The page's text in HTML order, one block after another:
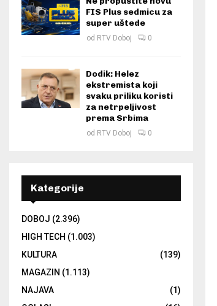
FIS Plus sedmicu za
super uštede
od RTV Doboj 0
Dodik: Helez
ekstremista koji
svaku priliku koristi
za netrpeljivost
prema Srbima
od RTV Doboj 0
Kategorije
DOBOJ (2.396)
HIGH TECH (1.003)
KULTURA
(139)
MAGAZIN (1.113)
NAJAVA
(1)